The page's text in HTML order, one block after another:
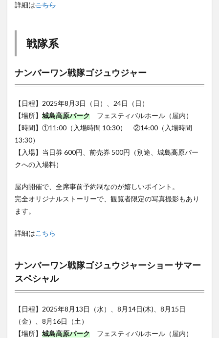
ナンバーワン戦隊ゴジュウジャー
【日程】2025年8月3日（日）、24日（日）
【場所】 城島高原パーク
フェスティバルホール（屋内）
【時間】①11:00（入場時間 10:30） ②14:00（入場時間
13:30）
【入場】当日券 600円、前売券 500円（別途、城島高原パー
クへの入場料）
屋内開催で、全席事前予約制なのが嬉しいポイント。
完全オリジナルストーリーで、観覧者限定の写真撮影もあり
ます。
詳細は
スペシャル
【日程】2025年8月13日（水）、8月14日(木)、8月15日
（金）、8月16日（土）
【場所】 城島高原パーク
【時間】①11:00（入場時間 10:30） ②14:00（入場時間